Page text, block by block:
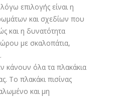
επιλογής είναι η
και σχεδίων που
και η δυνατότητα
με σκαλοπάτια,
κάνουν όλα τα πλακάκια
Το πλακάκι πισίνας
και μη